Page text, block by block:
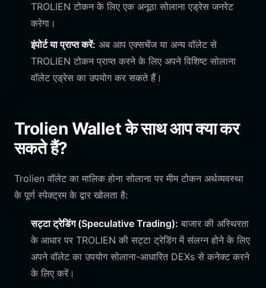
TROLIEN टोकन के लिए एक अनूठा सोलाना एड्रेस जनरेट
करेगा।
इंपोर्ट या प्राप्त करें: अब आप एक्सचेंज या अन्य वॉलेट से
TROLIEN टोकन प्राप्त करने के लिए अपने विशिष्ट सोलाना
वॉलेट एड्रेस का उपयोग कर सकते हैं।
Trolien Wallet के साथ आप क्या कर
सकते हैं?
Trolien वॉलेट का मालिक होना सोलाना पर मीम टोकन अर्थव्यवस्था
के पूर्ण स्पेक्ट्रम के द्वार खोलता है:
सट्टा ट्रेडिंग (Speculative Trading): बाजार की अस्थिरता
के आधार पर TROLIEN की सट्टा ट्रेडिंग में संलग्न होने के लिए
अपने वॉलेट का उपयोग सोलाना-आधारित DEXs से कनेक्ट करने
के लिए करें।